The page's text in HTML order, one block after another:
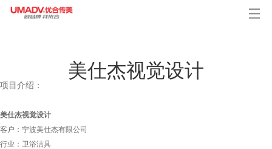
美仕杰视觉设计
项目介绍：
美仕杰视觉设计
客户：宁波美仕杰有限公司
行业：卫浴洁具